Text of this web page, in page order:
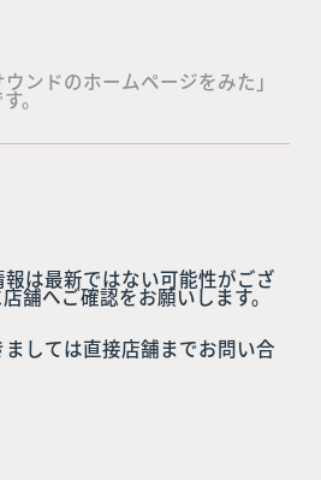
ンドのホームページをみた」
。
は最新ではない可能性がござ
舗へご確認をお願いします。
しては直接店舗までお問い合